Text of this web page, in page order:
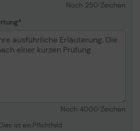
Noch 250 Zeichen
Noch 4000 Zeichen
ist ein Pflichtfeld